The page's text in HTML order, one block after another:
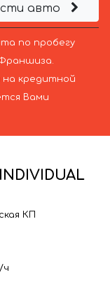
авто
по пробегу
на кредитной
Вами
КП
ч